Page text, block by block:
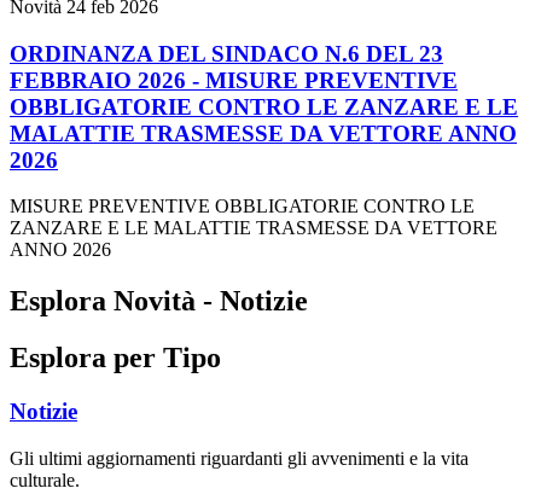
Novità 24 feb 2026
ORDINANZA DEL SINDACO N.6 DEL 23
FEBBRAIO 2026 - MISURE PREVENTIVE
OBBLIGATORIE CONTRO LE ZANZARE E LE
MALATTIE TRASMESSE DA VETTORE ANNO
2026
MISURE PREVENTIVE OBBLIGATORIE CONTRO LE
ZANZARE E LE MALATTIE TRASMESSE DA VETTORE
ANNO 2026
Esplora Novità - Notizie
Esplora per Tipo
Notizie
Gli ultimi aggiornamenti riguardanti gli avvenimenti e la vita
culturale.